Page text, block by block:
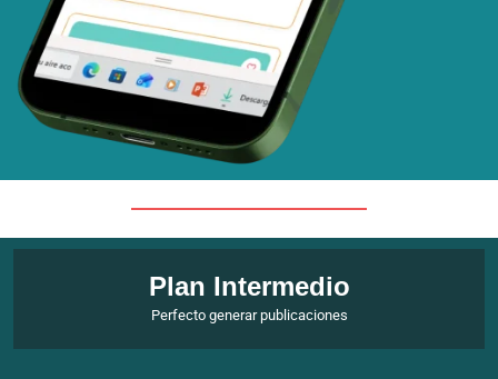
Plan Intermedio
Perfecto generar publicaciones